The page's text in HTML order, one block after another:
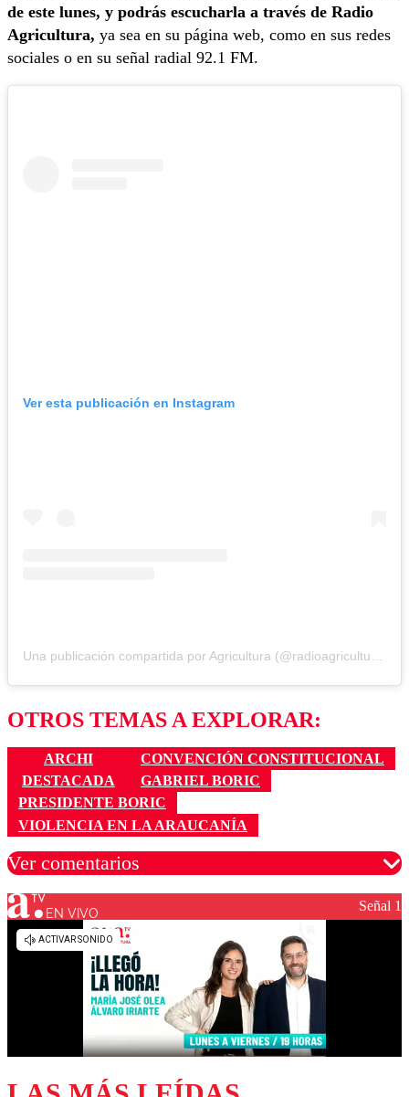
de este lunes, y podrás escucharla a través de Radio
Agricultura, ya sea en su página web, como en sus redes
sociales o en su señal radial 92.1 FM.
Ver esta publicación en Instagram
Una publicación compartida por Agricultura (@radioagricultura)
OTROS TEMAS A EXPLORAR:
ARCHI
CONVENCIÓN CONSTITUCIONAL
DESTACADA
GABRIEL BORIC
PRESIDENTE BORIC
VIOLENCIA EN LA ARAUCANÍA
Ver comentarios
Los comentarios son moderados para garantizar un
diálogo respetuoso.
EN VIVO Señal 1